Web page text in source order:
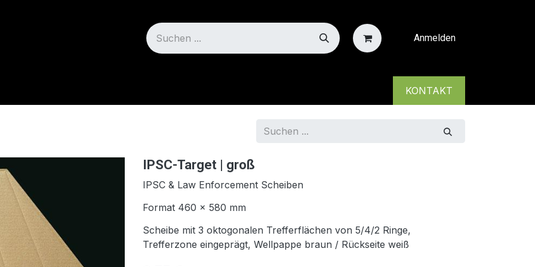
Anmelden
KONTAKT
IPSC-Target | groß
IPSC & Law Enforcement Scheiben
Format 460 x 580 mm
Scheibe mit 3 oktogonalen Trefferflächen von 5/4/2 Ringe,
Trefferzone eingeprägt, Wellpappe braun / Rückseite weiß